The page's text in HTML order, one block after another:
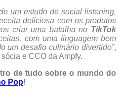
um estudo de social listening,
deliciosa com os produtos
criar uma batalha no TikTok
com uma linguagem bem
um desafio culinário divertido”,
sócia e CCO da Ampfy.
de tudo sobre o mundo do
Pop!